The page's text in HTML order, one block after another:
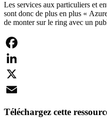
Les services aux particuliers et
sont donc de plus en plus «
de monter sur le ring avec un
Facebook
LinkedIn
X
Téléchargez cette